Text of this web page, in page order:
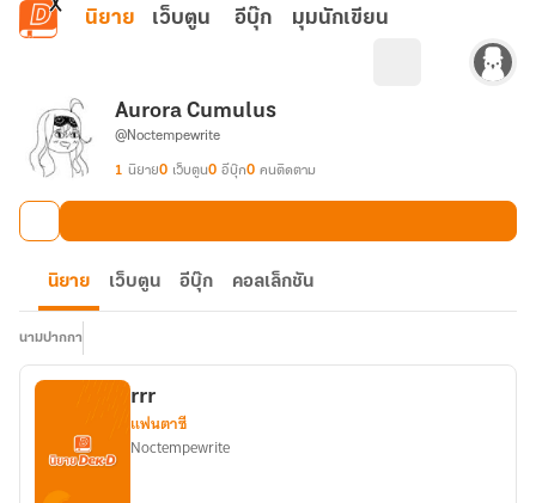
ข้ามไปยังเนื้อหาหลัก
นิยาย เว็บตูน อีบุ๊ก มุมนักเขียน
Aurora Cumulus
@Noctempewrite
1 นิยาย0 เว็บตูน0 อีบุ๊ก0 คนติดตาม
นิยาย เว็บตูน อีบุ๊ก คอลเล็กชัน
นามปากกา
rrr
แฟนตาซี
Noctempewrite